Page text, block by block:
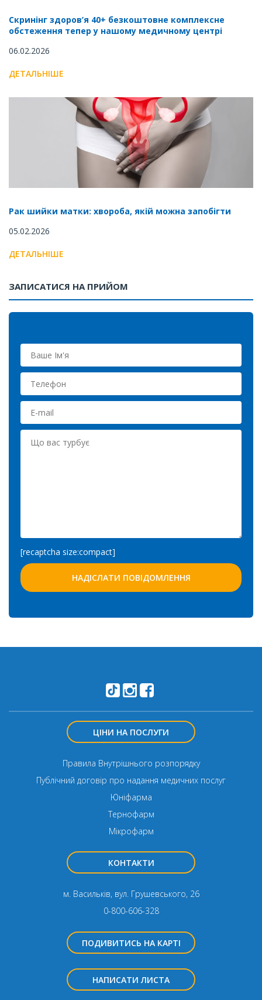
Скринінг здоров’я 40+ безкоштовне комплексне
обстеження тепер у нашому медичному центрі
06.02.2026
ДЕТАЛЬНІШЕ
Рак шийки матки: хвороба, якій можна запобігти
05.02.2026
ДЕТАЛЬНІШЕ
ЗАПИСАТИСЯ НА ПРИЙОМ
[recaptcha size:compact]
ЦІНИ НА ПОСЛУГИ
Правила Внутрішнього розпорядку
Публічний договір про надання медичних послуг
Юніфарма
Тернофарм
Мікрофарм
КОНТАКТИ
м. Васильків, вул. Грушевського, 26
0-800-606-328
ПОДИВИТИСЬ НА КАРТІ
НАПИСАТИ ЛИСТА